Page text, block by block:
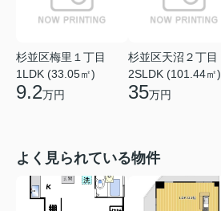
杉並区梅里１丁目
1LDK (33.05㎡)
9.2万円
杉並区天沼２丁目
2SLDK (101.44㎡)
35万円
よく見られている物件